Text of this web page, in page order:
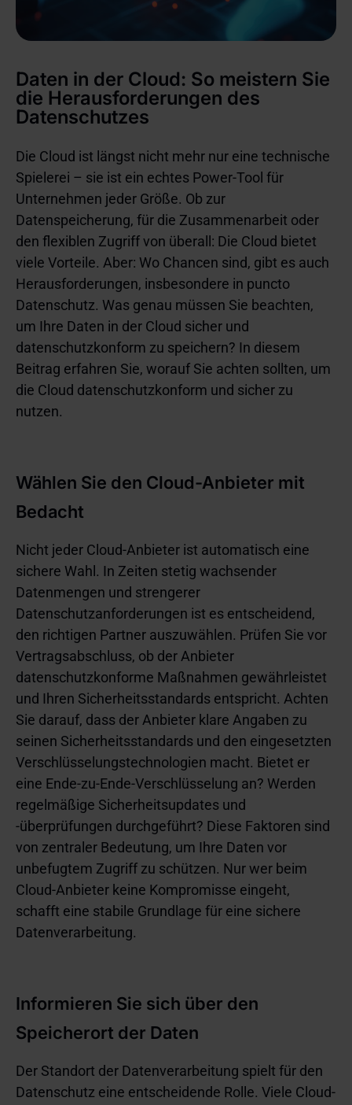
Daten in der Cloud: So meistern Sie
die Herausforderungen des
Datenschutzes
Die Cloud ist längst nicht mehr nur eine technische
Spielerei – sie ist ein echtes Power-Tool für
Unternehmen jeder Größe. Ob zur
Datenspeicherung, für die Zusammenarbeit oder
den flexiblen Zugriff von überall: Die Cloud bietet
viele Vorteile. Aber: Wo Chancen sind, gibt es auch
Herausforderungen, insbesondere in puncto
Datenschutz. Was genau müssen Sie beachten,
um Ihre Daten in der Cloud sicher und
datenschutzkonform zu speichern? In diesem
Beitrag erfahren Sie, worauf Sie achten sollten, um
die Cloud datenschutzkonform und sicher zu
nutzen.
Wählen Sie den Cloud-Anbieter mit
Bedacht
Nicht jeder Cloud-Anbieter ist automatisch eine
sichere Wahl. In Zeiten stetig wachsender
Datenmengen und strengerer
Datenschutzanforderungen ist es entscheidend,
den richtigen Partner auszuwählen. Prüfen Sie vor
Vertragsabschluss, ob der Anbieter
datenschutzkonforme Maßnahmen gewährleistet
und Ihren Sicherheitsstandards entspricht. Achten
Sie darauf, dass der Anbieter klare Angaben zu
seinen Sicherheitsstandards und den eingesetzten
Verschlüsselungstechnologien macht. Bietet er
eine Ende-zu-Ende-Verschlüsselung an? Werden
regelmäßige Sicherheitsupdates und
-überprüfungen durchgeführt? Diese Faktoren sind
von zentraler Bedeutung, um Ihre Daten vor
unbefugtem Zugriff zu schützen. Nur wer beim
Cloud-Anbieter keine Kompromisse eingeht,
schafft eine stabile Grundlage für eine sichere
Datenverarbeitung.
Informieren Sie sich über den
Speicherort der Daten
Der Standort der Datenverarbeitung spielt für den
Datenschutz eine entscheidende Rolle. Viele Cloud-